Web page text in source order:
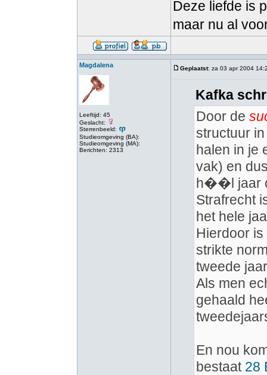
Deze liefde is
maar nu al
Magdalena
Leeftijd: 45
Geslacht:
Sterrenbeeld:
Studieomgeving (BA):
Studieomgeving (MA):
Berichten: 2313
Geplaatst: za 03 apr 2004
Kafka
Door de
structuur
halen in je
vak) en
h��l jaar
Strafrecht
het hele
Hierdoor
strikte
tweede
Als men
gehaald
En nou
bestaat 28